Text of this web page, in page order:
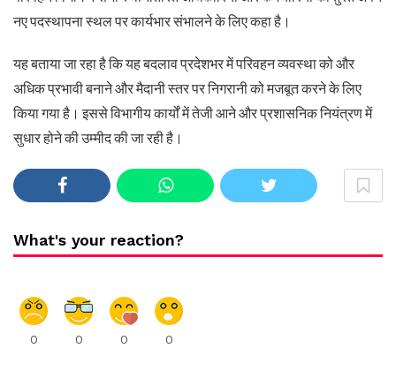
नए पदस्थापना स्थल पर कार्यभार संभालने के लिए कहा है।
यह बताया जा रहा है कि यह बदलाव प्रदेशभर में परिवहन व्यवस्था को और
अधिक प्रभावी बनाने और मैदानी स्तर पर निगरानी को मजबूत करने के लिए
किया गया है। इससे विभागीय कार्यों में तेजी आने और प्रशासनिक नियंत्रण में
सुधार होने की उम्मीद की जा रही है।
What's your reaction?
0 0 0 0